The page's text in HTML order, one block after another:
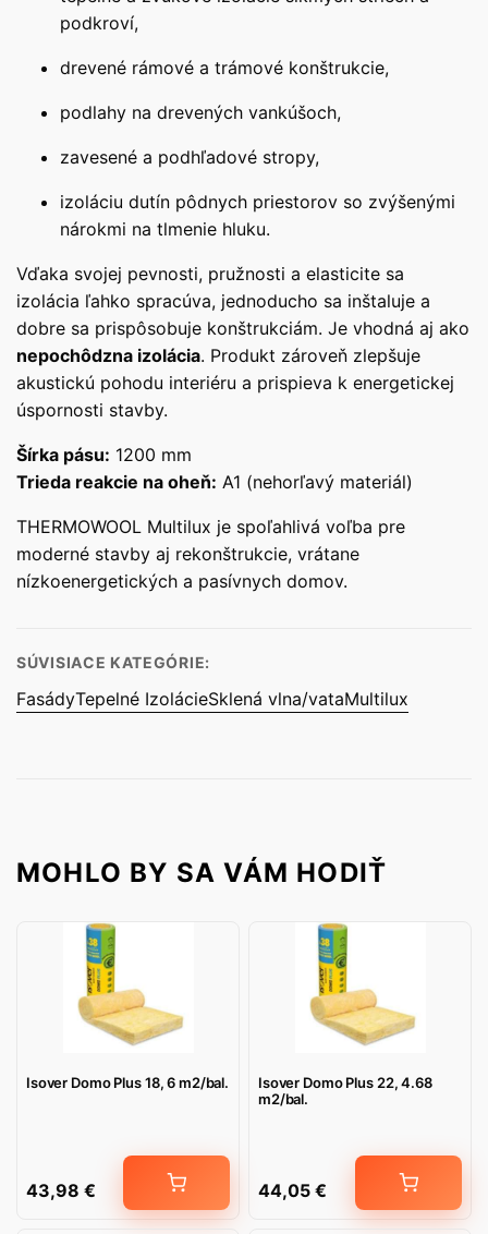
podkroví,
drevené rámové a trámové konštrukcie,
podlahy na drevených vankúšoch,
zavesené a podhľadové stropy,
izoláciu dutín pôdnych priestorov so zvýšenými
nárokmi na tlmenie hluku.
Vďaka svojej pevnosti, pružnosti a elasticite sa
izolácia ľahko spracúva, jednoducho sa inštaluje a
dobre sa prispôsobuje konštrukciám. Je vhodná aj ako
nepochôdzna izolácia. Produkt zároveň zlepšuje
akustickú pohodu interiéru a prispieva k energetickej
úspornosti stavby.
Šírka pásu: 1200 mm
Trieda reakcie na oheň: A1 (nehorľavý materiál)
THERMOWOOL Multilux je spoľahlivá voľba pre
moderné stavby aj rekonštrukcie, vrátane
nízkoenergetických a pasívnych domov.
SÚVISIACE KATEGÓRIE:
FasádyTepelné IzolácieSklená vlna/vataMultilux
MOHLO BY SA VÁM HODIŤ
Isover Domo Plus 18, 6 m2/bal.
43,98 €
Isover Domo Plus 22, 4.68
m2/bal.
44,05 €